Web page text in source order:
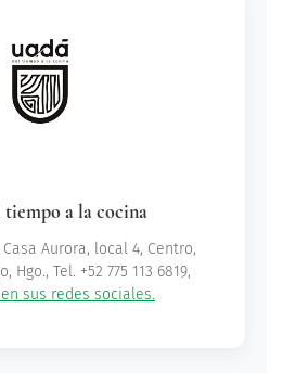
tiempo a la cocina
Casa Aurora, local 4, Centro,
Hgo., Tel. +52 775 113 6819,
sus redes sociales.